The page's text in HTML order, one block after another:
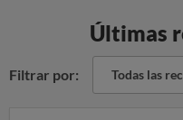
Últimas
Filtrar por: Todas las